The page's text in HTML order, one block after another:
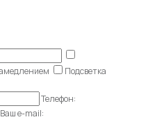
Подсветка
Телефон:
Ваш e-mail: